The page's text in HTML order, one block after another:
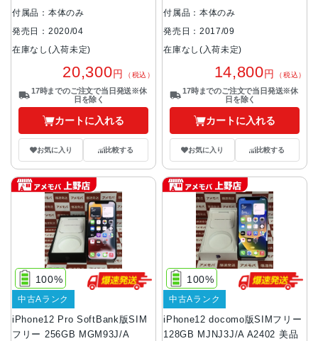
付属品：本体のみ
発売日：2020/04
在庫なし(入荷未定)
20,300円 （税込）
17時までのご注文で当日発送※休
日を除く
カートに入れる
お気に入り 比較する
付属品：本体のみ
発売日：2017/09
在庫なし(入荷未定)
14,800円 （税込）
17時までのご注文で当日発送※休
日を除く
カートに入れる
お気に入り 比較する
iPhone12 Pro SoftBank版SIM
フリー 256GB MGM93J/A
100%
中古Aランク
iPhone12 docomo版SIMフリー
128GB MJNJ3J/A A2402 美品
100%
中古Aランク